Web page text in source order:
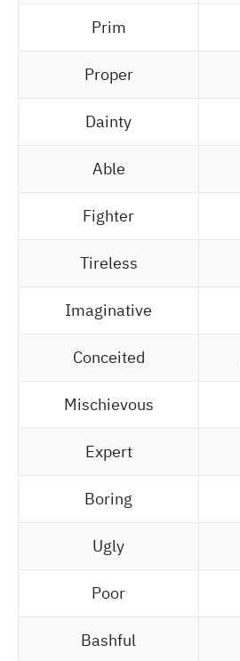
Prim
Proper
Dainty
Able
Fighter
Tireless
Imaginative
Conceited
Mischievous
Expert
Boring
Ugly
Poor
Bashful